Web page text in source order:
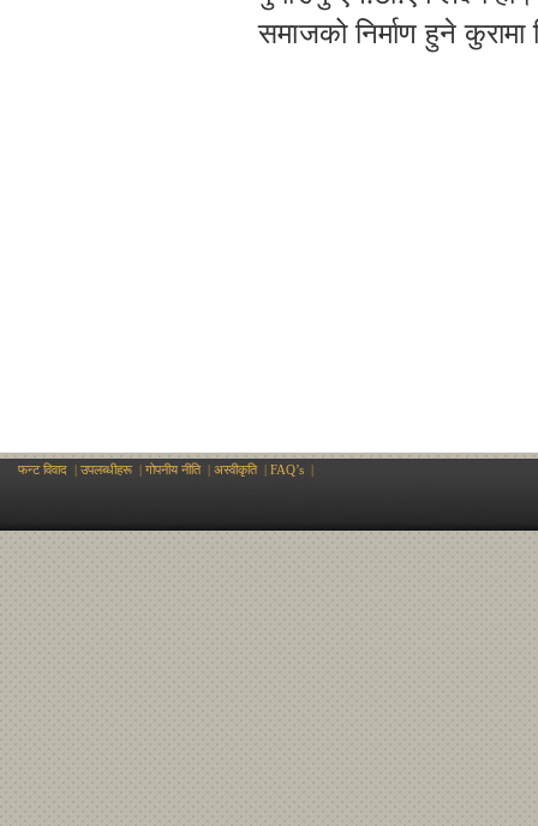
समाजको निर्माण हुने
फन्ट विवाद | उपलब्धीहरू | गोपनीय नीति| अस्वीकृति| FAQ’s |